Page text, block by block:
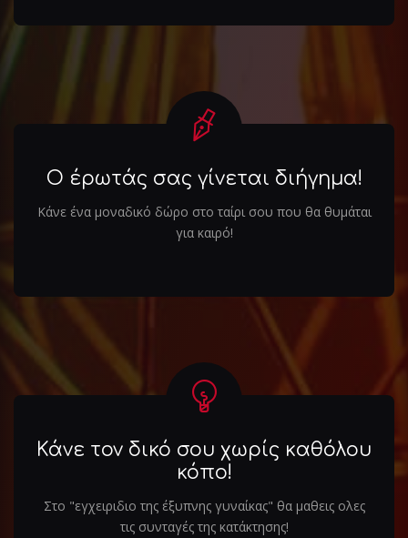
Ο έρωτάς σας γίνεται διήγημα!
Κάνε ένα μοναδικό δώρο στο ταίρι σου που θα θυμάται
για καιρό!
Κάνε τον δικό σου χωρίς καθόλου
κόπο!
Στο "εγχειριδιο της έξυπνης γυναίκας" θα μαθεις ολες
τις συνταγές της κατάκτησης!